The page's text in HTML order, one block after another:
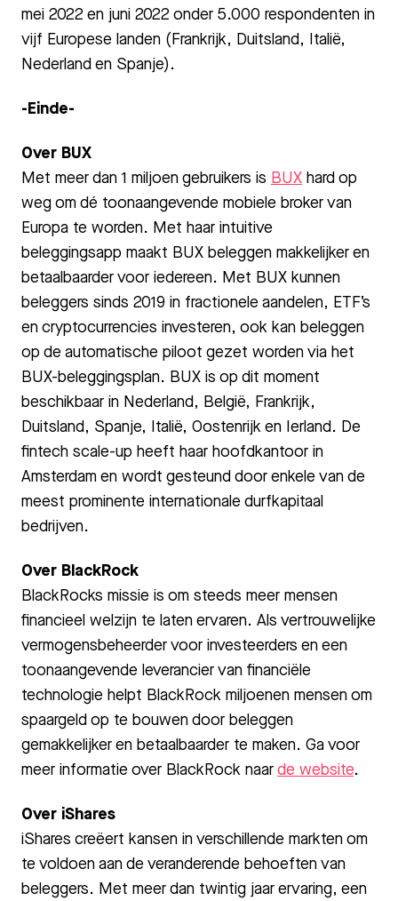
mei 2022 en juni 2022 onder 5.000 respondenten in
vijf Europese landen (Frankrijk, Duitsland, Italië,
Nederland en Spanje).
-Einde-
Over BUX
Met meer dan 1 miljoen gebruikers is BUX hard op
weg om dé toonaangevende mobiele broker van
Europa te worden. Met haar intuitive
beleggingsapp maakt BUX beleggen makkelijker en
betaalbaarder voor iedereen. Met BUX kunnen
beleggers sinds 2019 in fractionele aandelen, ETF’s
en cryptocurrencies investeren, ook kan beleggen
op de automatische piloot gezet worden via het
BUX-beleggingsplan. BUX is op dit moment
beschikbaar in Nederland, België, Frankrijk,
Duitsland, Spanje, Italië, Oostenrijk en Ierland. De
fintech scale-up heeft haar hoofdkantoor in
Amsterdam en wordt gesteund door enkele van de
meest prominente internationale durfkapitaal
bedrijven.
Over BlackRock
BlackRocks missie is om steeds meer mensen
financieel welzijn te laten ervaren. Als vertrouwelijke
vermogensbeheerder voor investeerders en een
toonaangevende leverancier van financiële
technologie helpt BlackRock miljoenen mensen om
spaargeld op te bouwen door beleggen
gemakkelijker en betaalbaarder te maken. Ga voor
meer informatie over BlackRock naar de website.
Over iShares
iShares creëert kansen in verschillende markten om
te voldoen aan de veranderende behoeften van
beleggers. Met meer dan twintig jaar ervaring, een